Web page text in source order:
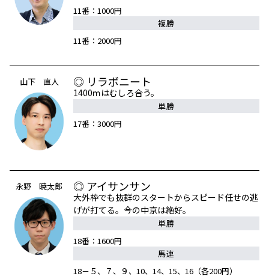
11番：1000円
複勝
11番：2000円
山下 直人 ◎ リラボニート
1400ｍはむしろ合う。
単勝
17番：3000円
永野 暁太郎 ◎ アイサンサン
大外枠でも抜群のスタートからスピード任せの逃
げが打てる。今の中京は絶好。
単勝
18番：1600円
馬連
18－５、７、９、10、14、15、16（各200円）